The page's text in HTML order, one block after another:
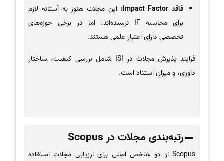
فاقد Impact Factor:
این مجلات هنوز به آستانه لازم
برای محاسبه IF نرسیده‌اند، اما در برخی حوزه‌های
تخصصی دارای اعتبار علمی هستند.
فرایند پذیرش مجلات در ISI شامل بررسی کیفیت، ساختار
داوری، و میزان استناد است.
رتبه‌بندی مجلات در Scopus
Scopus از دو شاخص اصلی برای ارزیابی مجلات استفاده